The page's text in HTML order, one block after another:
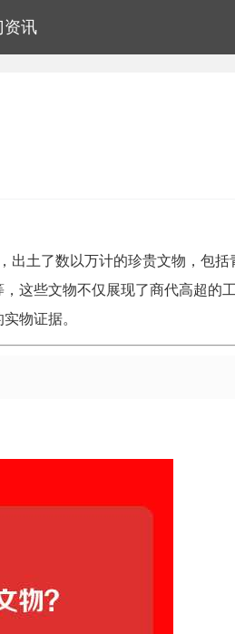
资讯
土了数以万计的珍贵文物，包括
这些文物不仅展现了商代高超的工
物证据。